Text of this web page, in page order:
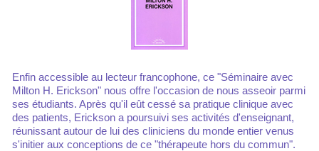
Enfin accessible au lecteur francophone, ce "Séminaire avec
Milton H. Erickson" nous offre l'occasion de nous asseoir parmi
ses étudiants. Après qu'il eût cessé sa pratique clinique avec
des patients, Erickson a poursuivi ses activités d'enseignant,
réunissant autour de lui des cliniciens du monde entier venus
s'initier aux conceptions de ce "thérapeute hors du commun".